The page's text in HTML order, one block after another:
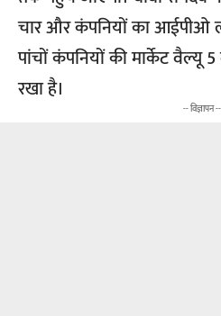
चार और कंपनियों का आईपीओ
पांचों कंपनियों की मार्केट वैल्यू
रखा है।
-- विज्ञापन --